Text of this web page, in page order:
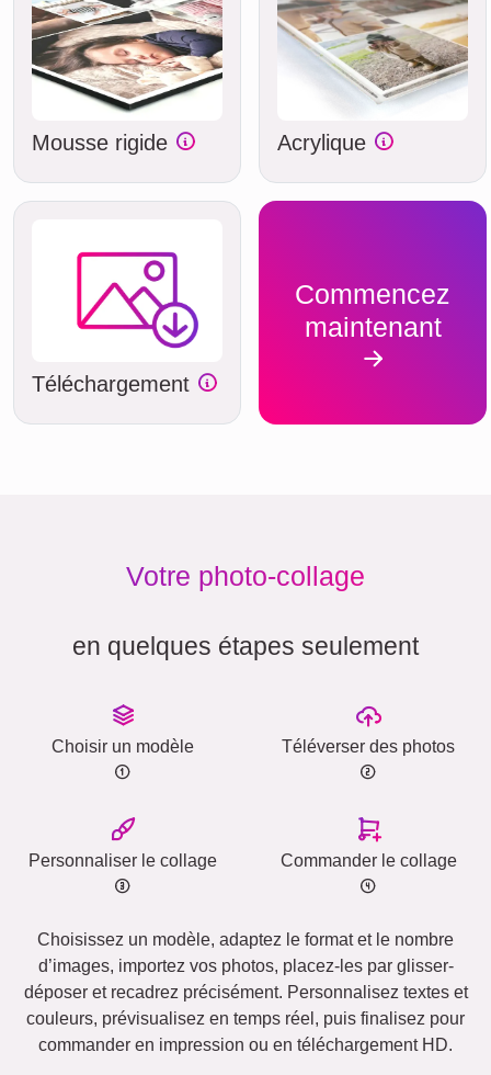
Mousse rigide Acrylique
Téléchargement
Commencez
maintenant
Votre photo-collage
en quelques étapes seulement
Choisir un modèle Téléverser des photos
Personnaliser le collage Commander le collage
Choisissez un modèle, adaptez le format et le nombre
d’images, importez vos photos, placez-les par glisser-
déposer et recadrez précisément. Personnalisez textes et
couleurs, prévisualisez en temps réel, puis finalisez pour
commander en impression ou en téléchargement HD.